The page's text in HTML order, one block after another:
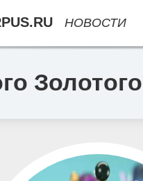
НОВОСТИ